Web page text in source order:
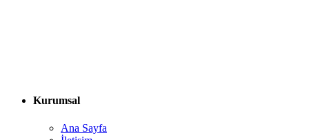
Kurumsal
Ana Sayfa